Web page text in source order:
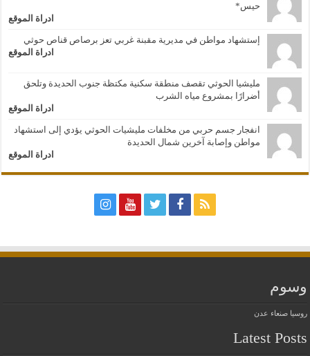
حيس*
ادراة الموقع
إستشهاد مواطن في مديرية مقبنة غربي تعز برصاص قناص حوثي
ادراة الموقع
مليشيا الحوثي تقصف منطقة سكنية مكتظة جنوب الحديدة وتلحق
أضرارًا بمشروع مياه الشرب
ادراة الموقع
انفجار جسم حربي من مخلفات مليشيات الحوثي يؤدي إلى استشهاد
مواطن وإصابة آخرين شمال الحديدة
ادراة الموقع
وسوم
روسيا صنعاء عدن
Latest Posts